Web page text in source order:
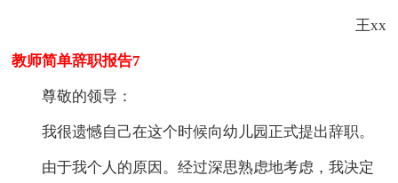
王xx
教师简单辞职报告7
尊敬的领导：
我很遗憾自己在这个时候向幼儿园正式提出辞职。
由于我个人的原因。经过深思熟虑地考虑，我决定